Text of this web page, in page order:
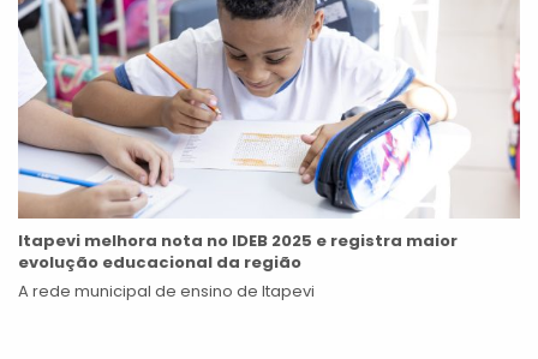
Itapevi melhora nota no IDEB 2025 e registra maior
evolução educacional da região
A rede municipal de ensino de Itapevi